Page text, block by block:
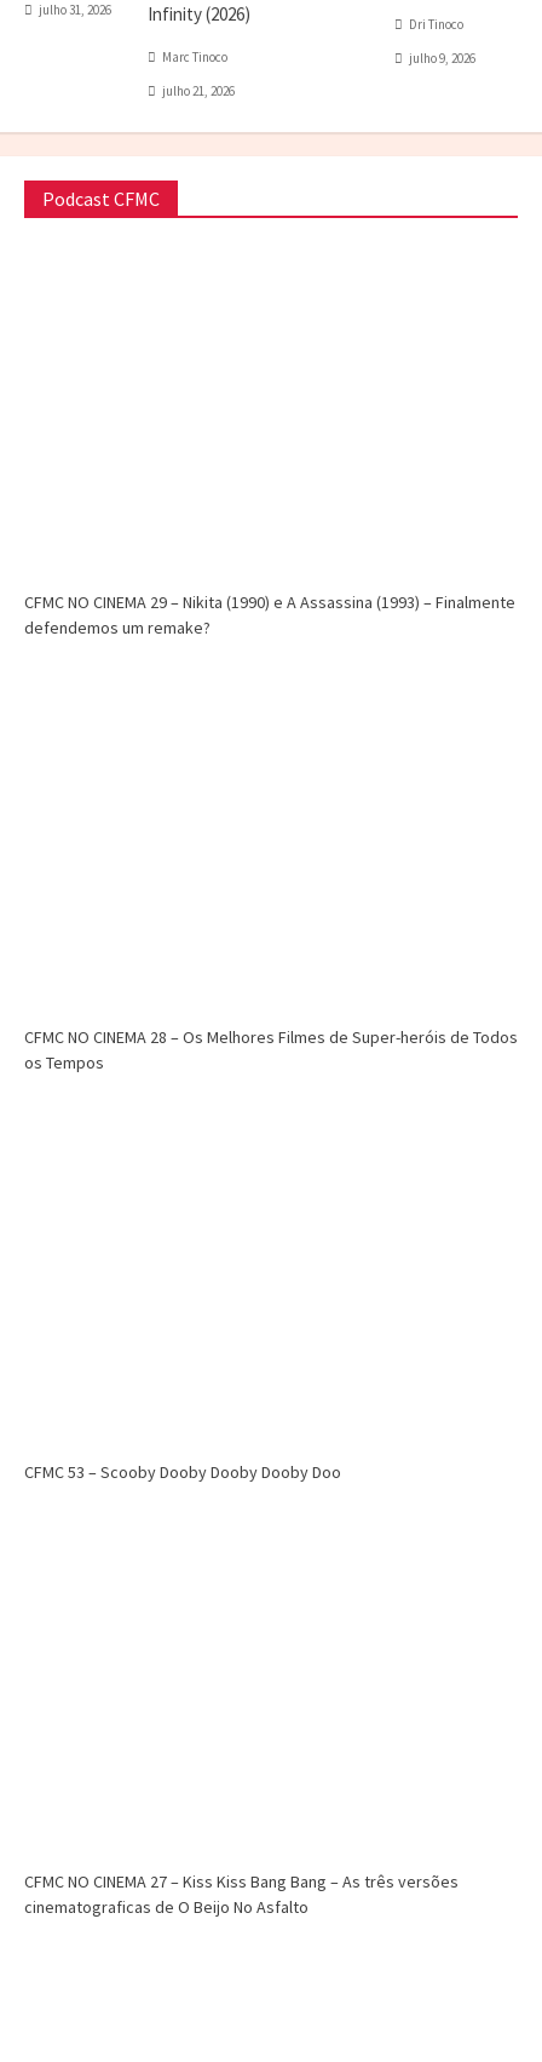
julho 31, 2026
Infinity (2026)
Marc Tinoco
julho 21, 2026
Dri Tinoco
julho 9, 2026
Podcast CFMC
CFMC NO CINEMA 29 – Nikita (1990) e A Assassina (1993) – Finalmente
defendemos um remake?
CFMC NO CINEMA 28 – Os Melhores Filmes de Super-heróis de Todos
os Tempos
CFMC 53 – Scooby Dooby Dooby Dooby Doo
CFMC NO CINEMA 27 – Kiss Kiss Bang Bang – As três versões
cinematograficas de O Beijo No Asfalto